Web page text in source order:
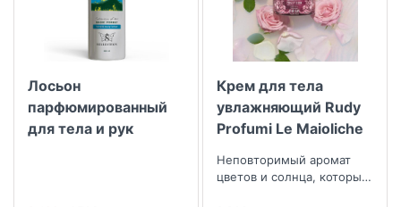
Лосьон
парфюмированный
для тела и рук
Крем для тела
увлажняющий Rudy
Profumi Le Maioliche
450мл
Неповторимый аромат
цветов и солнца, который